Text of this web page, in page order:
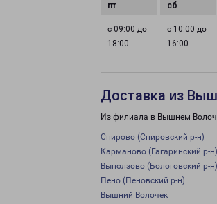
с 09:00 до
18:00
с 10:00 до
16:00
Доставка из
Из филиала в Вышнем
Спирово (Спировский р-н)
Карманово (Гагаринский р-н)
Выползово (Бологовский р-н)
Пено (Пеновский р-н)
Вышний Волочек